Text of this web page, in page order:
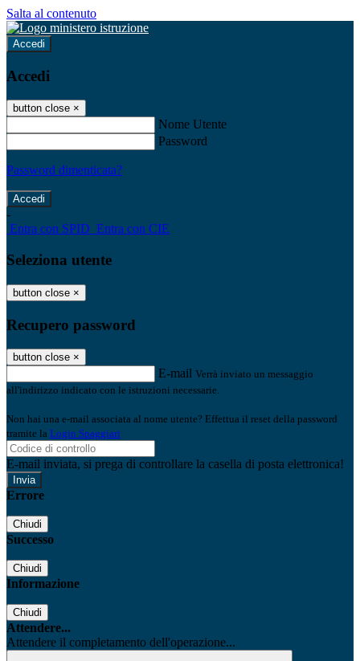
Salta al contenuto
Accedi
Accedi
button close ×
Nome Utente
Password
Password dimenticata?
-
Entra con SPID Entra con CIE
Seleziona utente
button close ×
Recupero password
button close ×
E-mail Verrà inviato un messaggio
all'indirizzo indicato con le istruzioni necessarie.
Non hai una e-mail associata al nome utente? Effettua il reset della password
tramite la Login Spaggiari
E-mail inviata, si prega di controllare la casella di posta elettronica!
Errore
Chiudi
Successo
Chiudi
Informazione
Chiudi
Attendere...
Attendere il completamento dell'operazione...